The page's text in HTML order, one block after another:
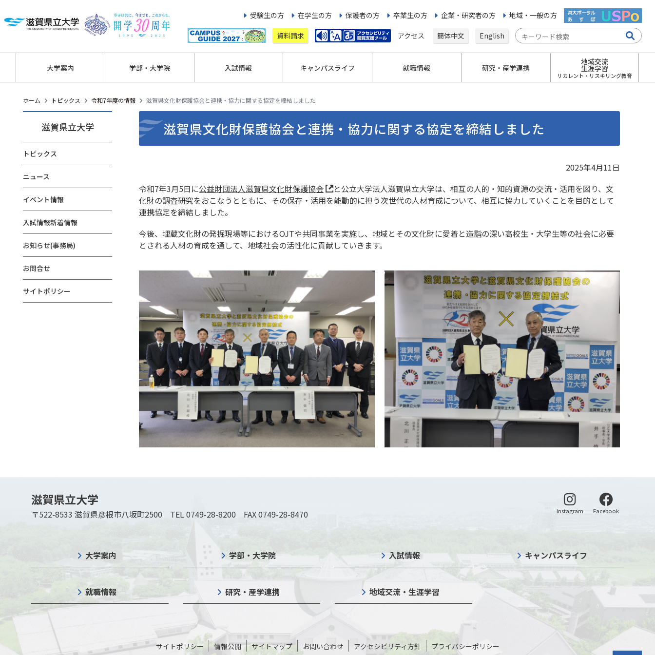
受験生の方 在学生の方 保護者の方 卒業生の方 企業・研究者の方 地域・一般の方
資料請求 アクセス 簡体中文 English
大学案内 学部・大学院 入試情報 キャンパスライフ 就職情報 研究・産学連携
地域交流
生涯学習
リカレント・リスキリング教育
ホーム トピックス 令和7年度の情報 滋賀県文化財保護協会と連携・協力に関する協定を締結しました
滋賀県立大学
トピックス
ニュース
イベント情報
入試情報新着情報
お知らせ(事務局)
お問合せ
サイトポリシー
滋賀県文化財保護協会と連携・協力に関する協定を締結しました
2025年4月11日
令和7年3月5日に公益財団法人滋賀県文化財保護協会
と公立大学法人滋賀県立大学は、相互の人的・知的資源の交流・活用を図り、文
化財の調査研究をおこなうとともに、その保存・活用を能動的に担う次世代の人材育成について、相互に協力していくことを目的として
連携協定を締結しました。
今後、埋蔵文化財の発掘現場等におけるOJTや共同事業を実施し、地域とその文化財に愛着と造詣の深い高校生・大学生等の社会に必要
とされる人材の育成を通して、地域社会の活性化に貢献していきます。
滋賀県立大学
〒522-8533 滋賀県彦根市八坂町2500 TEL 0749-28-8200 FAX 0749-28-8470 Instagram 別ウィンドウで開く
Facebook別ウィンドウ
大学案内 学部・大学院 入試情報 キャンパスライフ
就職情報 研究・産学連携 地域交流・生涯学習
サイトポリシー 情報公開 サイトマップ お問い合わせ アクセシビリティ方針 プライバシーポリシー